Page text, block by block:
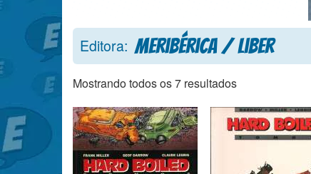
Editora: Meribérica / Liber
Mostrando todos os 7 resultados